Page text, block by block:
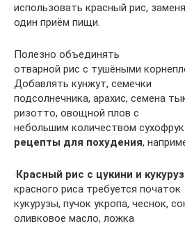
использовать красный рис,
один приём пищи.
Полезно объединять
отварной рис с тушёными
Добавлять кунжут, семечки
подсолнечника, арахис, семена
ризотто, овощной плов с
небольшим количеством
рецепты для похудения,
·Красный рис с цукини и
красного риса требуется початок
кукурузы, пучок укропа, чеснок,
оливковое масло, ложка